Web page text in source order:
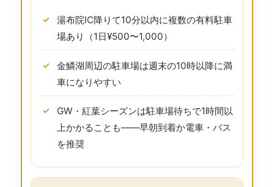
湯布院IC降りて10分以内に複数の有料駐車
場あり（1日¥500〜1,000）
金鱗湖周辺の駐車場は週末の10時以降に満
車になりやすい
GW・紅葉シーズンは駐車場待ちで1時間以
上かかることも——早朝到着か電車・バス
を推奨